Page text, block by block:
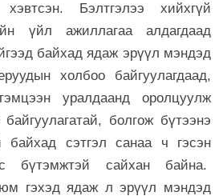
Бэлтгэлээ хийхгүй
үйл ажиллагаа алдагдаад
байхад ядаж эрүүл мэндэд
холбоо байгуулагдаад,
уралдаанд оролцуулж
болгож бүтээнэ
байхад сэтгэл санаа ч гэсэн
бүтэмжтэй сайхан байна.
гэхэд ядаж л эрүүл мэндэд